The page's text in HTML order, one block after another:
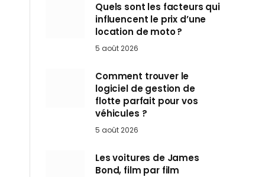
Quels sont les facteurs qui
influencent le prix d’une
location de moto ?
5 août 2026
Comment trouver le
logiciel de gestion de
flotte parfait pour vos
véhicules ?
5 août 2026
Les voitures de James
Bond, film par film